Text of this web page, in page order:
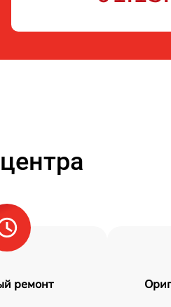
ремонт